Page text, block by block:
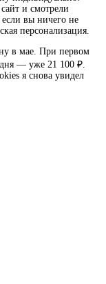
и смотрели
вы ничего не
персонализация.
в мае. При первом
дня — уже 21 100 ₽.
я снова увидел